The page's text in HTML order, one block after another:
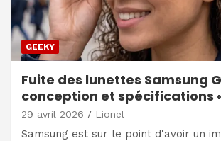
GEEKY
Fuite des lunettes Samsung
conception et spécifications
29 avril 2026 Lionel
Samsung est sur le point d'avoir un